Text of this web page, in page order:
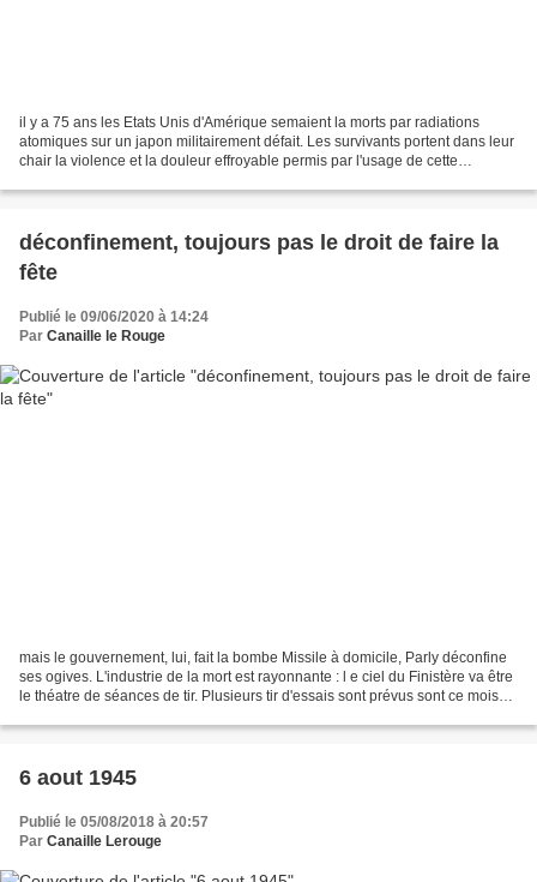
il y a 75 ans les Etats Unis d'Amérique semaient la morts par radiations
atomiques sur un japon militairement défait. Les survivants portent dans leur
chair la violence et la douleur effroyable permis par l'usage de cette
déconfinement, toujours pas le droit de faire la
fête
Publié le 09/06/2020 à 14:24
Par Canaille le Rouge
mais le gouvernement, lui, fait la bombe Missile à domicile, Parly déconfine
ses ogives. L'industrie de la mort est rayonnante : l e ciel du Finistère va être
le théatre de séances de tir. Plusieurs tir d'essais sont prévus sont ce mois
6 aout 1945
Publié le 05/08/2018 à 20:57
Par Canaille Lerouge